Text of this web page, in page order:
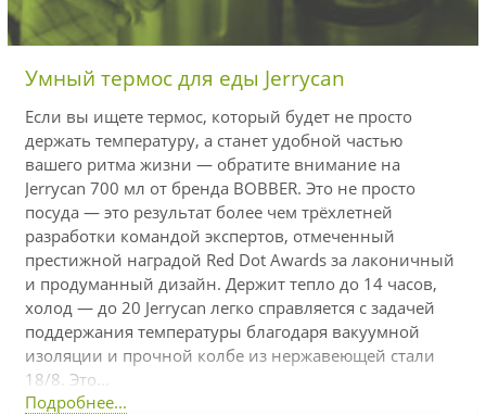
Умный термос для еды Jerrycan
Если вы ищете термос, который будет не просто
держать температуру, а станет удобной частью
вашего ритма жизни — обратите внимание на
Jerrycan 700 мл от бренда BOBBER. Это не просто
посуда — это результат более чем трёхлетней
разработки командой экспертов, отмеченный
престижной наградой Red Dot Awards за лаконичный
и продуманный дизайн. Держит тепло до 14 часов,
холод — до 20 Jerrycan легко справляется с задачей
поддержания температуры благодаря вакуумной
изоляции и прочной колбе из нержавеющей стали
18/8. Это...
Подробнее...